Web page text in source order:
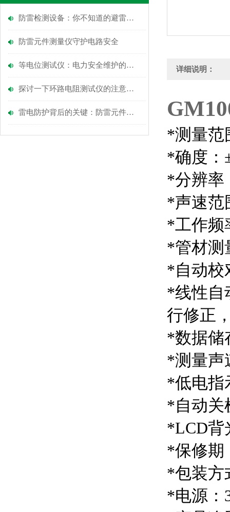
防雷检测设备：你不知道的避雷关键秘密
防雷元件测量仪守护电路安全
等电位测试仪：电力安全维护的精密守护者
探讨一下环路电阻测试仪的注意事项
雷电防护背后的关键：防雷元件测量仪的奥秘
详细说明：
*测量范
*确度：
*分辨率
*声速范
*工作频
*管材测
*自动校
*线性自
行修正
*数据储
*测量声
*低电指
*自动关
*LCD背
*保修期
*包装方
*电源：